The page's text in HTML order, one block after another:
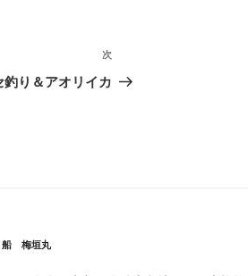
次
の
次
釣り＆アオリイカ
船 梅垣丸